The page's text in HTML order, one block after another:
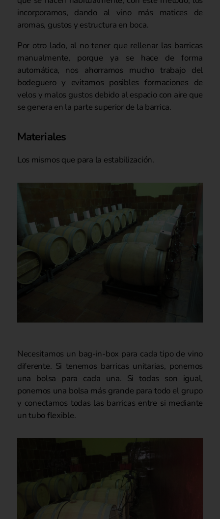
incorporamos, dando al vino más matices de
aromas, gustos y estructura en boca.
Por otro lado, al no tener que rellenar las barricas
manualmente, porque ya se hace de forma
automática, nos ahorramos mucho trabajo del
bodeguero y evitamos posibles formaciones de
velos y malos gustos debido al espacio con aire que
se genera en la parte superior de la barrica.
Materiales
Los mismos que para la estabilización.
Necesitamos un bag-in-box para cada tipo de vino
diferente. Si tenemos barricas unitarias, ponemos
una bolsa para cada una. Si todas son igual,
ponemos una bolsa más grande para todo el grupo
y conectamos todas las barricas entre si mediante
un tubo flexible.